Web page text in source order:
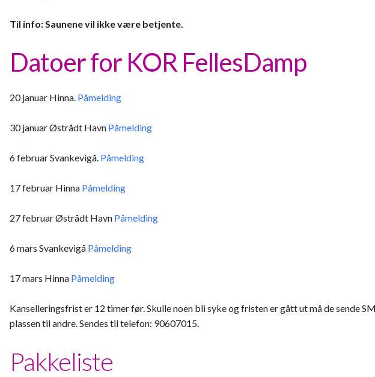
Til info: Saunene vil ikke være betjente.
Datoer for KOR FellesDamp
20 januar Hinna. Påmelding
30 januar Østrådt Havn Påmelding
6 februar Svankevigå. Påmelding
17 februar Hinna Påmelding
27 februar Østrådt Havn Påmelding
6 mars Svankevigå Påmelding
17 mars Hinna Påmelding
Kanselleringsfrist er 12 timer før. Skulle noen bli syke og fristen er gått ut må de sende
plassen til andre. Sendes til telefon: 90607015.
Pakkeliste